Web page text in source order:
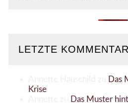
LETZTE
Das
Krise
Das Muster